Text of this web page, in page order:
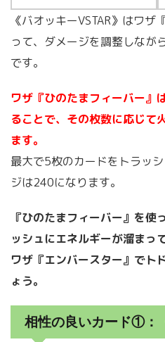
《バオッキーVSTAR》はワ
って、ダメージを調整しなが
です。
ワザ『ひのたまフィーバー』
ることで、その枚数に応じて
ます。
最大で5枚のカードをトラッ
ジは240になります。
『ひのたまフィーバー』を使
ッシュにエネルギーが溜まっ
ワザ『エンバースター』でト
ょう。
相性の良いカード①：